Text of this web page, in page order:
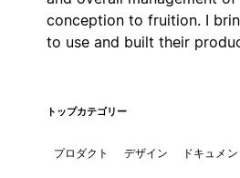
conception to fruition. I
to use and built their
トップカテゴリー
プロダクト デザイン ドキュメ